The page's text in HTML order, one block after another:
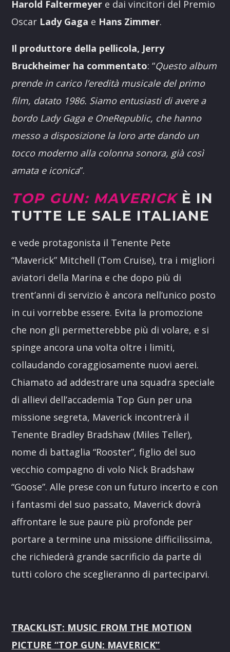
Harold Faltermeyer e dai vincitori del Premio
Oscar Lady Gaga e Hans Zimmer.
Il produttore della pellicola, Jerry
Bruckheimer ha commentato: “Questo album
prende in carico l’eredità musicale del primo
film, datato 1986. Siamo entusiasti di avere a
bordo Lady Gaga e OneRepublic, che hanno
messo a disposizione la loro arte dando un
tocco moderno alla colonna sonora, già così
amata e iconica”.
TOP GUN: MAVERICKÈ IN
TUTTE LE SALE ITALIANE
e vede protagonista il Tenente Pete
“Maverick” Mitchell (Tom Cruise), tra i migliori
aviatori della Marina e che dopo più di
trent’anni di servizio è ancora nell’unico posto
in cui vorrebbe essere. Evita la promozione
che non gli permetterebbe più di volare, e si
spinge ancora una volta oltre i limiti,
collaudando coraggiosamente nuovi aerei.
Chiamato ad addestrare una squadra speciale
di allievi dell’accademia Top Gun per una
missione segreta, Maverick incontrerà il
Tenente Bradley Bradshaw (Miles Teller),
nome di battaglia “Rooster”, figlio del suo
vecchio compagno di volo Nick Bradshaw
“Goose”. Alle prese con un futuro incerto e con
i fantasmi del suo passato, Maverick dovrà
affrontare le sue paure più profonde per
portare a termine una missione difficilissima,
che richiederà grande sacrificio da parte di
tutti coloro che sceglieranno di parteciparvi.
TRACKLIST: MUSIC FROM THE MOTION
PICTURE “TOP GUN: MAVERICK”